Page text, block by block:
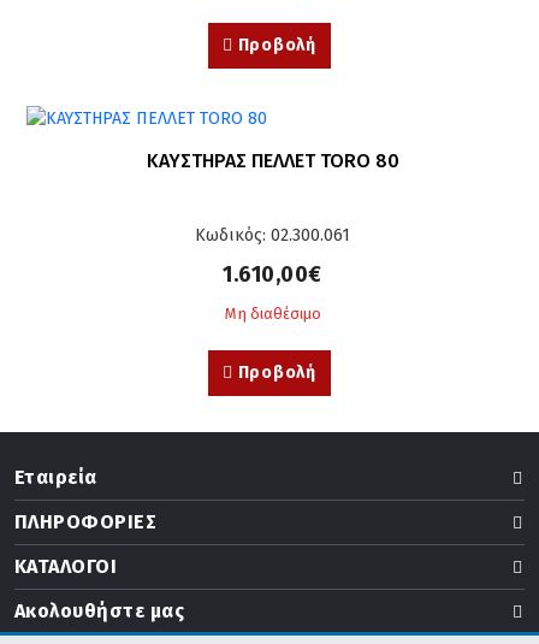
Προβολή
ΚΑΥΣΤΗΡΑΣ ΠΕΛΛΕΤ TORO 80
Κωδικός: 02.300.061
1.610,00€
Μη διαθέσιμο
Προβολή
Εταιρεία
ΠΛΗΡΟΦΟΡΙΕΣ
ΚΑΤΑΛΟΓΟΙ
Ακολουθήστε μας